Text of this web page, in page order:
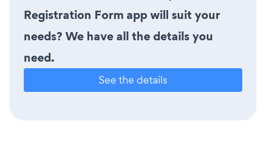
Registration Form app will suit your
needs? We have all the details you
need.
See the details